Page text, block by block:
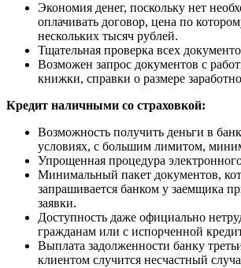
Экономия денег, поскольку нет
оплачивать договор, цена по
нескольких тысяч рублей.
Тщательная проверка всех
Возможен запрос документов с
книжки, справки о размере
Кредит наличными со страховкой:
Возможность получить деньги в
условиях, с большим лимитом,
Упрощенная процедура
Минимальный пакет документов,
запрашивается банком у заемщика
заявки.
Доступность даже официально
гражданам или с испорченной
Выплата задолженности банку
клиентом случится несчастный